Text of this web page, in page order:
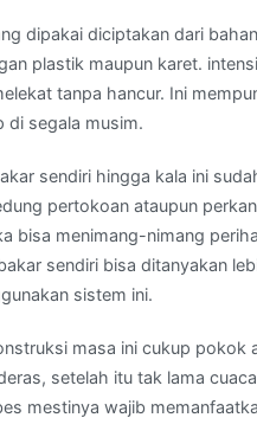
dipakai diciptakan dari
plastik maupun karet.
tanpa hancur. Ini
di segala musim.
sendiri hingga kala ini
pertokoan ataupun
bisa menimang-nimang
sendiri bisa ditanyakan
sistem ini.
masa ini cukup pokok
setelah itu tak lama
mestinya wajib